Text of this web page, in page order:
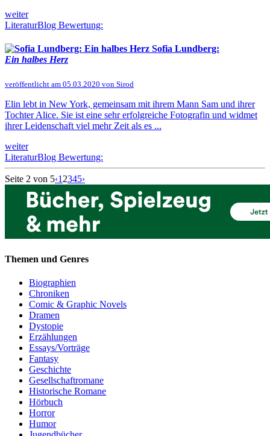
weiter
LiteraturBlog Bewertung:
Sofia Lundberg:
Ein halbes Herz
veröffentlicht am 05.03.2020 von Sirod
Elin lebt in New York, gemeinsam mit ihrem Mann Sam und ihrer
Tochter Alice. Sie ist eine sehr erfolgreiche Fotografin und widmet
ihrer Leidenschaft viel mehr Zeit als es ...
weiter
LiteraturBlog Bewertung:
Seite 2 von 5‹1 2345›
Themen und Genres
Biographien
Chroniken
Comic & Graphic Novels
Dramen
Dystopie
Erzählungen
Essays/Vorträge
Fantasy
Geschichte
Gesellschaftromane
Historische Romane
Hörbuch
Horror
Humor